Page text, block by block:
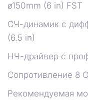
ø150mm (6 in) FST
СЧ-динамик с
(6.5 in)
НЧ-драйвер с
Сопротивление 8
Рекомендуемая